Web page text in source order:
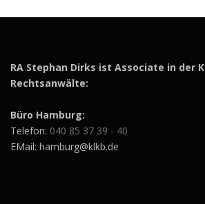
RA Stephan Dirks ist Associate in der
Rechtsanwälte:
Büro Hamburg:
Telefon: 040 85 37 39 - 40
EMail: hamburg@klkb.de